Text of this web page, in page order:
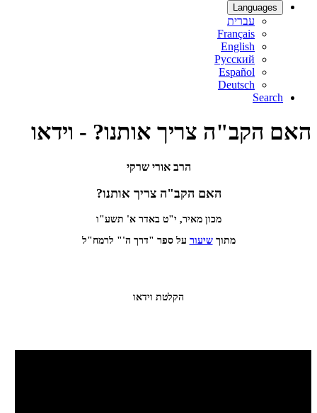
Languages
עברית
Français
English
Русский
Español
Deutsch
Search
האם הקב"ה צריך אותנו? - וידאו
הרב אורי שרקי
האם הקב"ה צריך אותנו?
מכון מאיר, י"ט באדר א' תשע"ו
מתוךשיעור על ספר "דרך ה'" לרמח"ל
הקלטת וידאו